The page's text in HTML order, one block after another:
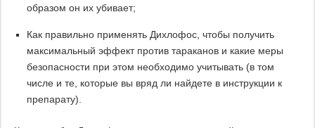
образом он их убивает;
Как правильно применять Дихлофос, чтобы получить
максимальный эффект против тараканов и какие меры
безопасности при этом необходимо учитывать (в том
числе и те, которые вы вряд ли найдете в инструкции к
препарату).